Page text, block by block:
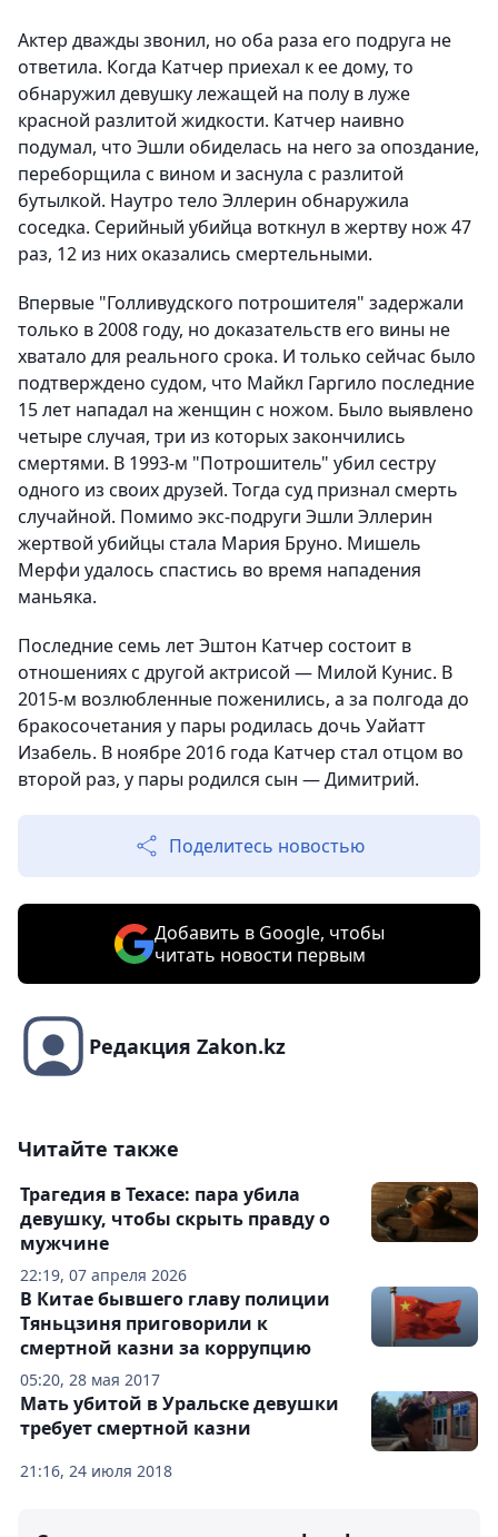
Актер дважды звонил, но оба раза его подруга не
ответила. Когда Катчер приехал к ее дому, то
обнаружил девушку лежащей на полу в луже
красной разлитой жидкости. Катчер наивно
подумал, что Эшли обиделась на него за опоздание,
переборщила с вином и заснула с разлитой
бутылкой. Наутро тело Эллерин обнаружила
соседка. Серийный убийца воткнул в жертву нож 47
раз, 12 из них оказались смертельными.
Впервые "Голливудского потрошителя" задержали
только в 2008 году, но доказательств его вины не
хватало для реального срока. И только сейчас было
подтверждено судом, что Майкл Гаргило последние
15 лет нападал на женщин с ножом. Было выявлено
четыре случая, три из которых закончились
смертями. В 1993-м "Потрошитель" убил сестру
одного из своих друзей. Тогда суд признал смерть
случайной. Помимо экс-подруги Эшли Эллерин
жертвой убийцы стала Мария Бруно. Мишель
Мерфи удалось спастись во время нападения
маньяка.
Последние семь лет Эштон Катчер состоит в
отношениях с другой актрисой — Милой Кунис. В
2015-м возлюбленные поженились, а за полгода до
бракосочетания у пары родилась дочь Уайатт
Изабель. В ноябре 2016 года Катчер стал отцом во
второй раз, у пары родился сын — Димитрий.
Поделитесь новостью
Добавить в Google, чтобы
читать новости первым
Редакция Zakon.kz
Читайте также
22:19, 07 апреля 2026
Трагедия в Техасе: пара убила
девушку, чтобы скрыть правду о
мужчине
05:20, 28 мая 2017
В Китае бывшего главу полиции
Тяньцзиня приговорили к
смертной казни за коррупцию
21:16, 24 июля 2018
Мать убитой в Уральске девушки
требует смертной казни